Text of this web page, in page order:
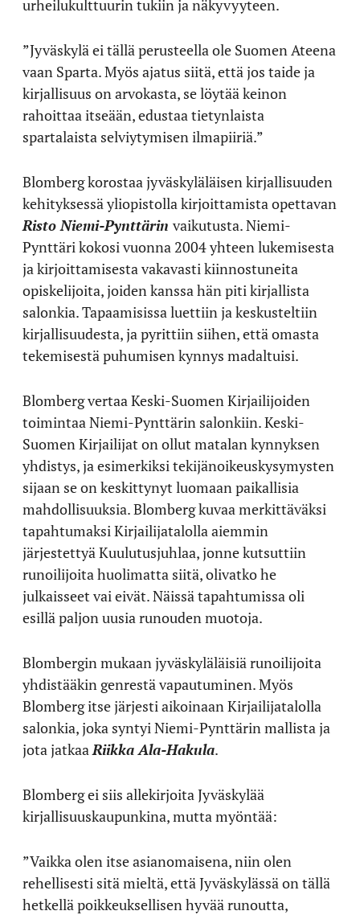
urheilukulttuurin tukiin ja näkyvyyteen.
”Jyväskylä ei tällä perusteella ole Suomen Ateena
vaan Sparta. Myös ajatus siitä, että jos taide ja
kirjallisuus on arvokasta, se löytää keinon
rahoittaa itseään, edustaa tietynlaista
spartalaista selviytymisen ilmapiiriä.”
Blomberg korostaa jyväskyläläisen kirjallisuuden
kehityksessä yliopistolla kirjoittamista opettavan
Risto Niemi-Pynttärin vaikutusta. Niemi-
Pynttäri kokosi vuonna 2004 yhteen lukemisesta
ja kirjoittamisesta vakavasti kiinnostuneita
opiskelijoita, joiden kanssa hän piti kirjallista
salonkia. Tapaamisissa luettiin ja keskusteltiin
kirjallisuudesta, ja pyrittiin siihen, että omasta
tekemisestä puhumisen kynnys madaltuisi.
Blomberg vertaa Keski-Suomen Kirjailijoiden
toimintaa Niemi-Pynttärin salonkiin. Keski-
Suomen Kirjailijat on ollut matalan kynnyksen
yhdistys, ja esimerkiksi tekijänoikeuskysymysten
sijaan se on keskittynyt luomaan paikallisia
mahdollisuuksia. Blomberg kuvaa merkittäväksi
tapahtumaksi Kirjailijatalolla aiemmin
järjestettyä Kuulutusjuhlaa, jonne kutsuttiin
runoilijoita huolimatta siitä, olivatko he
julkaisseet vai eivät. Näissä tapahtumissa oli
esillä paljon uusia runouden muotoja.
Blombergin mukaan jyväskyläläisiä runoilijoita
yhdistääkin genrestä vapautuminen. Myös
Blomberg itse järjesti aikoinaan Kirjailijatalolla
salonkia, joka syntyi Niemi-Pynttärin mallista ja
jota jatkaa Riikka Ala-Hakula.
Blomberg ei siis allekirjoita Jyväskylää
kirjallisuuskaupunkina, mutta myöntää:
”Vaikka olen itse asianomaisena, niin olen
rehellisesti sitä mieltä, että Jyväskylässä on tällä
hetkellä poikkeuksellisen hyvää runoutta,